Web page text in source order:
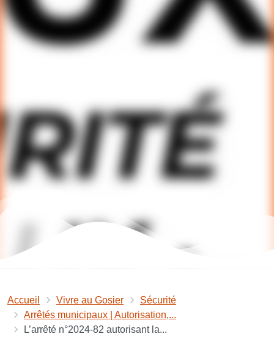
Accueil Vivre au Gosier
Sécurité
Arrêtés municipaux | Autorisation,...
L’arrêté n°2024-82 autorisant la...